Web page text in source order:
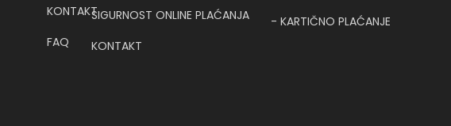
KONTAKT
FAQ
SIGURNOST ONLINE PLAĆANJA
KONTAKT
- KARTIČNO PLAĆANJE